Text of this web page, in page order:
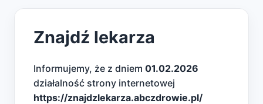
Znajdź lekarza
Informujemy, że z dniem 01.02.2026
działalność strony internetowej
https://znajdzlekarza.abczdrowie.pl/